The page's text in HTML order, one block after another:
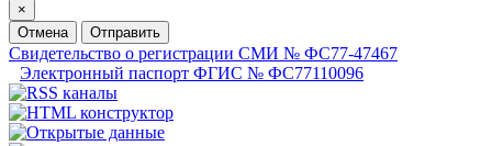
×
Отмена
Отправить
Свидетельство о регистрации СМИ № ФС77-47467
Электронный паспорт ФГИС № ФС77110096